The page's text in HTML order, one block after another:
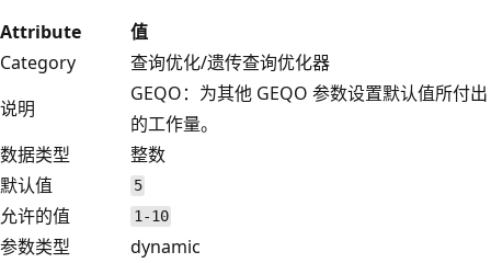
Attribute
值
Category
查询优化/遗传查询优化器
说明
GEQO：为其他 GEQO 参数设置默认值所付出
的工作量。
数据类型
整数
默认值
5
允许的值 1-10
参数类型
dynamic